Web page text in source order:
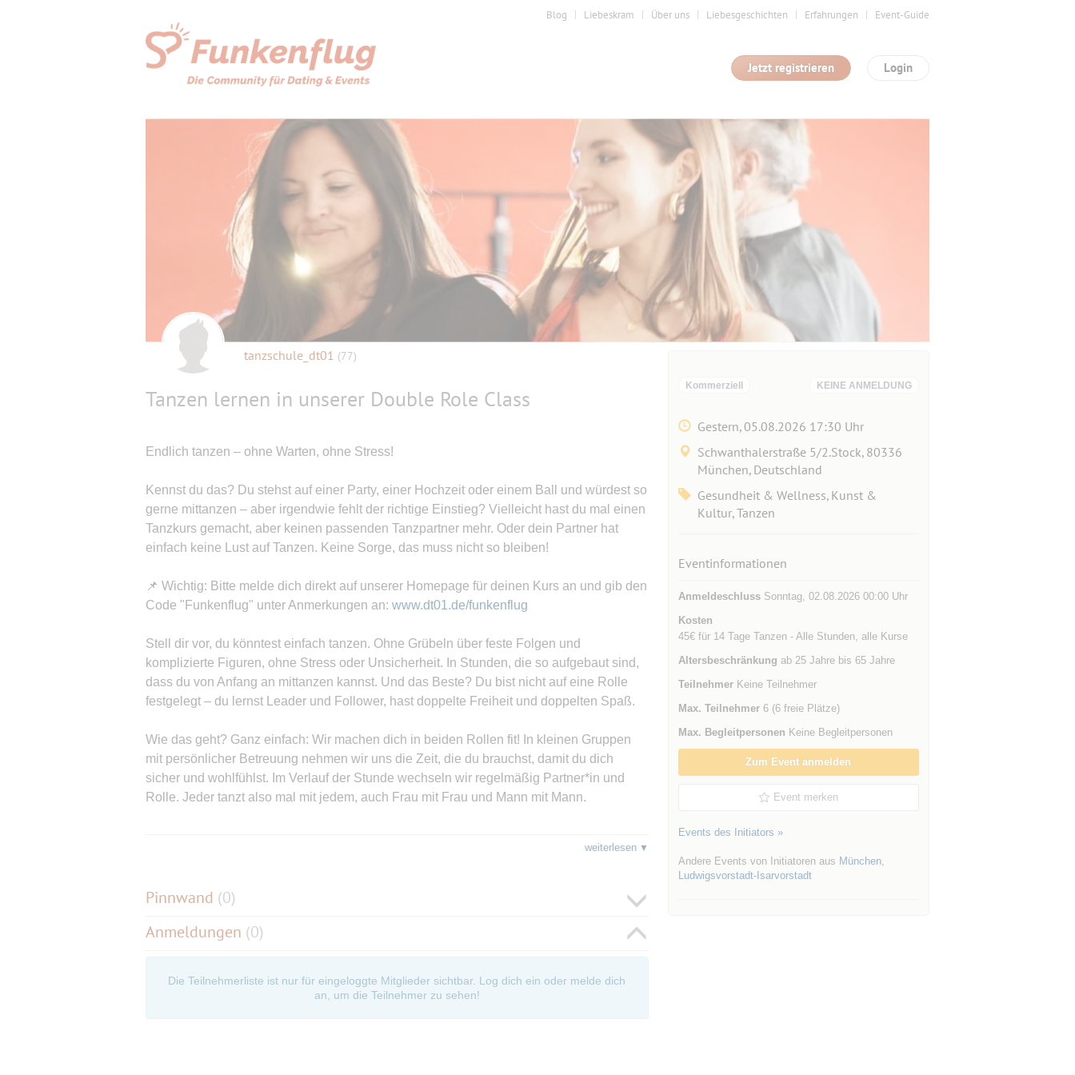
Blog Liebeskram Über uns Liebesgeschichten Erfahrungen Event-Guide
Login
Jetzt registrieren
tanzschule_dt01 (77)
Tanzen lernen in unserer Double Role Class
Endlich tanzen – ohne Warten, ohne Stress!
Kennst du das? Du stehst auf einer Party, einer Hochzeit oder einem Ball und würdest so
gerne mittanzen – aber irgendwie fehlt der richtige Einstieg? Vielleicht hast du mal einen
Tanzkurs gemacht, aber keinen passenden Tanzpartner mehr. Oder dein Partner hat
einfach keine Lust auf Tanzen. Keine Sorge, das muss nicht so bleiben!
📌 Wichtig: Bitte melde dich direkt auf unserer Homepage für deinen Kurs an und gib den
Code "Funkenflug" unter Anmerkungen an: www.dt01.de/funkenflug
Stell dir vor, du könntest einfach tanzen. Ohne Grübeln über feste Folgen und
komplizierte Figuren, ohne Stress oder Unsicherheit. In Stunden, die so aufgebaut sind,
dass du von Anfang an mittanzen kannst. Und das Beste? Du bist nicht auf eine Rolle
festgelegt – du lernst Leader und Follower, hast doppelte Freiheit und doppelten Spaß.
Wie das geht? Ganz einfach: Wir machen dich in beiden Rollen fit! In kleinen Gruppen
mit persönlicher Betreuung nehmen wir uns die Zeit, die du brauchst, damit du dich
sicher und wohlfühlst. Im Verlauf der Stunde wechseln wir regelmäßig Partner*in und
Rolle. Jeder tanzt also mal mit jedem, auch Frau mit Frau und Mann mit Mann.
Schnupperticket! Für nur 45 € kannst du 14 Tage lange alle (!) unsere Kurse testen. Eben
Code "Funkenflug" unter Anmerkungen an:
du entspannt ein, in einer Atmosphäre ohne Stress, ohne Leistungsdruck – aber mit ganz
weiterlesen
Pinnwand (0)
Anmeldungen (0)
Die Teilnehmerliste ist nur für eingeloggte Mitglieder sichtbar. Log dich ein oder melde dich
an, um die Teilnehmer zu sehen!
Kommerziell KEINE ANMELDUNG
Gestern, 05.08.2026 17:30 Uhr
Schwanthalerstraße 5/2.Stock, 80336
München, Deutschland
Gesundheit & Wellness, Kunst &
Kultur, Tanzen
Eventinformationen
AnmeldeschlussSonntag, 02.08.2026 00:00 Uhr
Kosten
45€ für 14 Tage Tanzen - Alle Stunden, alle Kurse
Altersbeschränkung ab 25 Jahre bis 65 Jahre
TeilnehmerKeine Teilnehmer
Max. Teilnehmer6 (6 freie Plätze)
Max. Begleitpersonen Keine Begleitpersonen
Zum Event anmelden
Event merken
Events des Initiators »
Andere Events von Initiatoren aus München,
Ludwigsvorstadt-Isarvorstadt